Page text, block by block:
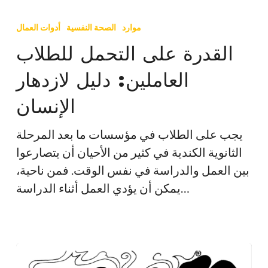
على
للطلاب
العاملين:
دليل
لازدهار
الإنسان
أدوات العمال الصحة النفسية موارد
القدرة على التحمل للطلاب
العاملين: دليل لازدهار
الإنسان
يجب على الطلاب في مؤسسات ما بعد المرحلة
الثانوية الكندية في كثير من الأحيان أن يتصارعوا
بين العمل والدراسة في نفس الوقت. فمن ناحية،